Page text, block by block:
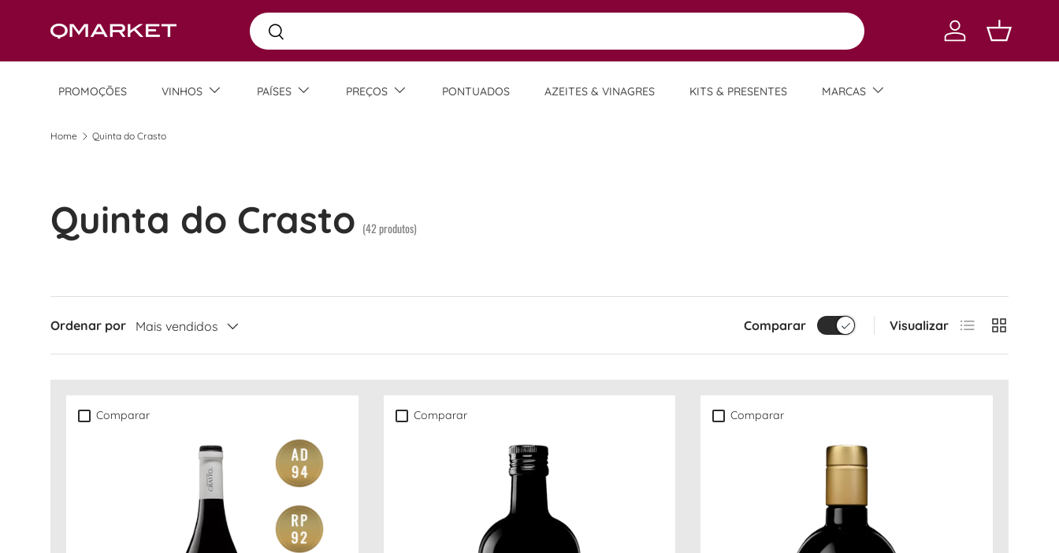
Skip to content Busca
Busca Log inCarrinho
PROMOÇÕES VINHOS PAÍSES PREÇOS PONTUADOS AZEITES & VINAGRES KITS & PRESENTES MARCAS
Home Quinta do Crasto
Quinta do Crasto (42 produtos)
Ordenar por Mais vendidos Comparar Visualizar Lista Grade
Comparar Comparar Comparar